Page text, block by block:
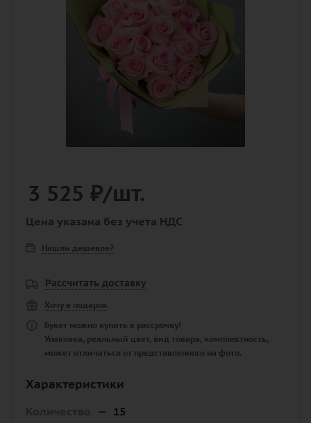
3 525 ₽/шт.
Цена указана без учета НДС
Нашли дешевле?
Рассчитать доставку
Хочу в подарок
Букет можно купить в рассрочку!
Упаковка, реальный цвет, вид товара, комплектность,
может отличаться от представленного на фото.
Характеристики
— 15